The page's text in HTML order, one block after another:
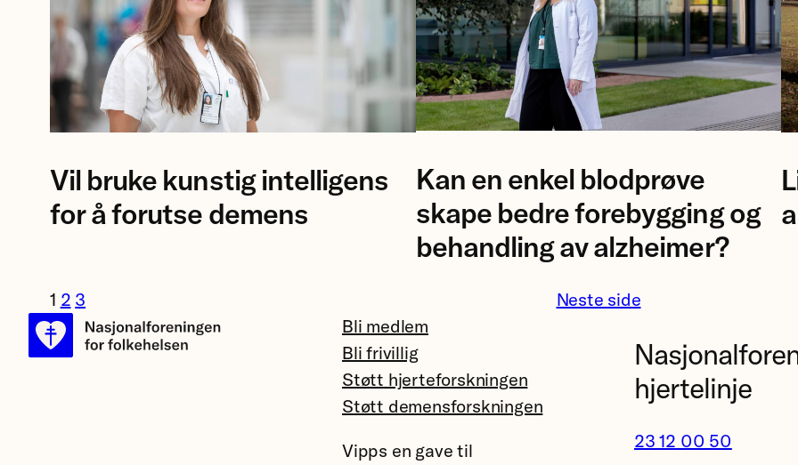
av
forsker
Eva
på
Rikshospitalet.
Vil bruke kunstig intelligens
for å forutse demens
av
forsker
Ingrid
Augestad.
Kan en enkel blodprøve
skape bedre forebygging og
behandling av alzheimer?
1 2 3
Neste side
Bli medlem
Bli frivillig
Støtt hjerteforskningen
Støtt demensforskningen
Vipps en gave til
hjertelinje
23 12 00 50